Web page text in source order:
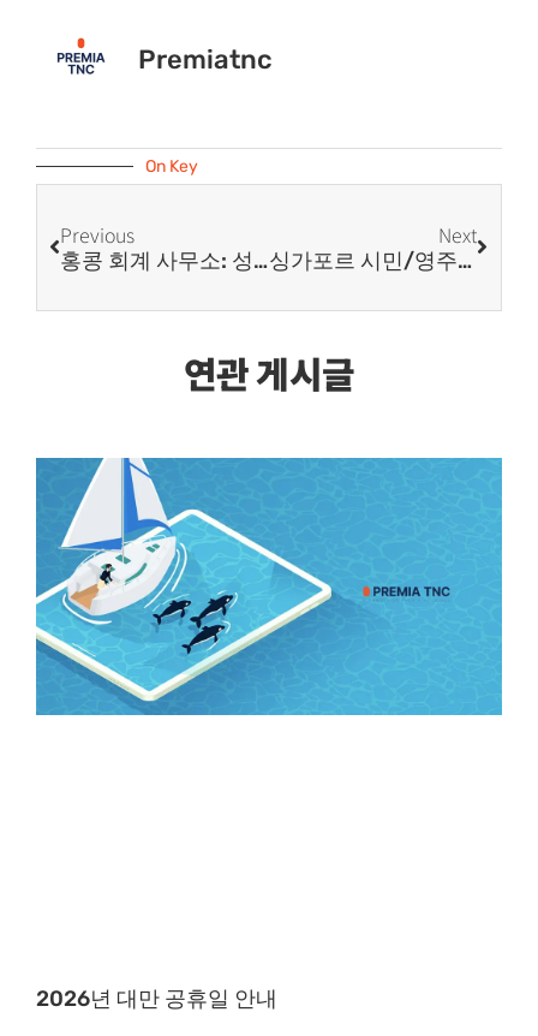
Premiatnc
On Key
Previous
홍콩 회계 사무소: 성공적인 비즈니스의 신뢰할 수 있는 조력자
Next
싱가포르 시민/영주권자를 위한 싱가포르 CPF(중앙연금기금) 세액 공제
연관 게시글
2026년 대만 공휴일 안내